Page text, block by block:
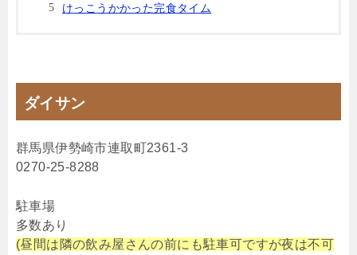
けっこうかかった完食タイム
ダイサン
群馬県伊勢崎市連取町2361-3
0270-25-8288
駐車場
多数あり
(昼間は隣の飲み屋さんの前にも駐車可ですが夜は不可